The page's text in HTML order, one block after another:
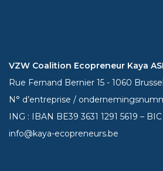
VZW Coalition Ecopreneur Kaya
Rue Fernand Bernier 15 - 1060
N° d’entreprise /
ING : IBAN BE393631 1291 5619 –
info@kaya-ecopreneurs.be